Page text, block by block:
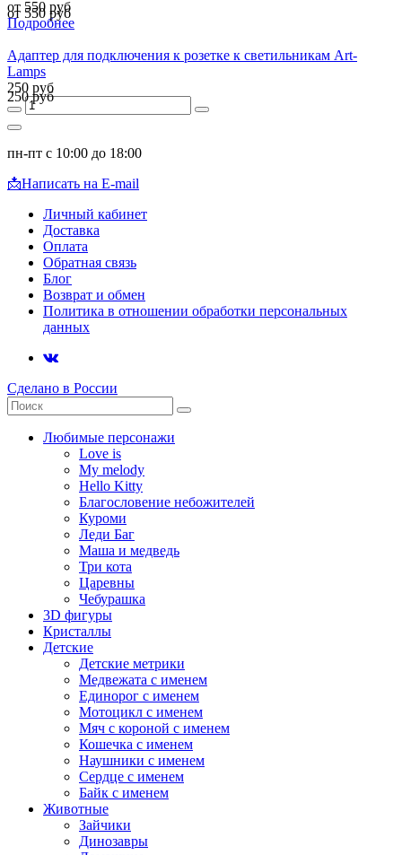
от 550 руб
от 550 руб
Подробнее
Адаптер для подключения к розетке к светильникам Art-
Lamps
250 руб
250 руб
пн-пт с 10:00 до 18:00
📩Написать на E-mail
Личный кабинет
Доставка
Оплата
Обратная связь
Блог
Возврат и обмен
Политика в отношении обработки персональных
данных
Сделано в России
Любимые персонажи
Love is
My melody
Hello Kitty
Благословение небожителей
Куроми
Леди Баг
Маша и медведь
Три кота
Царевны
Чебурашка
3D фигуры
Кристаллы
Детские
Детские метрики
Медвежата с именем
Единорог с именем
Мотоцикл с именем
Мяч с короной с именем
Кошечка с именем
Наушники с именем
Сердце с именем
Байк с именем
Животные
Зайчики
Динозавры